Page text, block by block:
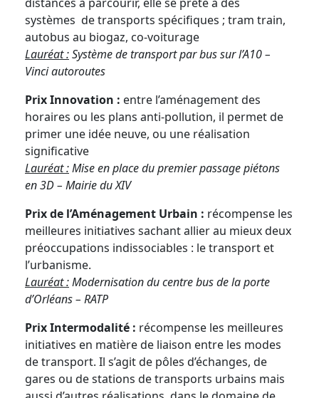
systèmes de transports spécifiques ; tram train,
autobus au biogaz, co-voiturage
Lauréat :Système de transport par bus sur l’A10 –
Vinci autoroutes
Prix Innovation : entre l’aménagement des
horaires ou les plans anti-pollution, il permet de
primer une idée neuve, ou une réalisation
significative
Lauréat :Mise en place du premier passage piétons
en 3D – Mairie du XIV
Prix de l’Aménagement Urbain : récompense les
meilleures initiatives sachant allier au mieux deux
préoccupations indissociables : le transport et
l’urbanisme.
Lauréat :Modernisation du centre bus de la porte
d’Orléans – RATP
Prix Intermodalité : récompense les meilleures
initiatives en matière de liaison entre les modes
de transport. Il s’agit de pôles d’échanges, de
gares ou de stations de transports urbains mais